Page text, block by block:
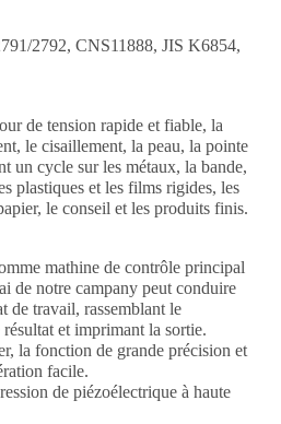
2792, CNS11888, JIS K6854,
de tension rapide et fiable, la
le cisaillement, la peau, la pointe
un cycle sur les métaux, la bande,
plastiques et les films rigides, les
le conseil et les produits finis.
mathine de contrôle principal
de notre campany peut conduire
de travail, rassemblant le
et imprimant la sortie.
la fonction de grande précision et
facile.
de piézoélectrique à haute